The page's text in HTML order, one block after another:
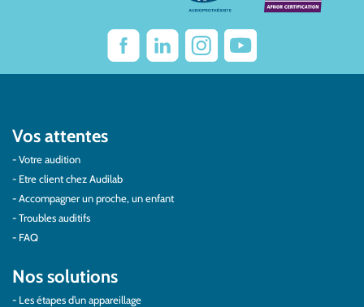
Vos attentes
Votre audition
Etre client chez Audilab
Accompagner un proche, un enfant
Troubles auditifs
FAQ
Nos solutions
Les étapes d’un appareillage